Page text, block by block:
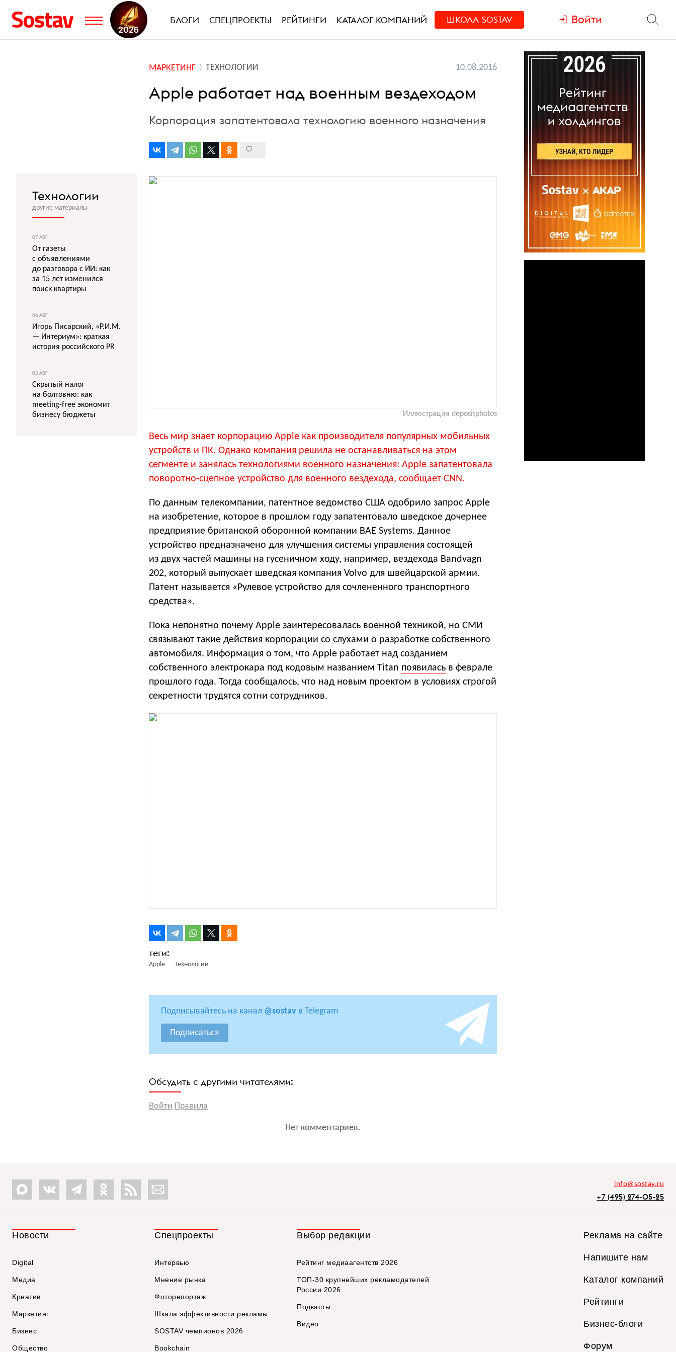
БЛОГИ СПЕЦПРОЕКТЫ РЕЙТИНГИ КАТАЛОГ КОМПАНИЙ ШКОЛА SOSTAV Войти
МАРКЕТИНГ ТЕХНОЛОГИИ 10.08.2016
Apple работает над военным вездеходом
Корпорация запатентовала технологию военного назначения
Иллюстрация depositphotos
Весь мир знает корпорацию Apple как производителя популярных мобильных
устройств и ПК. Однако компания решила не останавливаться на этом
сегменте и занялась технологиями военного назначения: Apple запатентовала
поворотно-сцепное устройство для военного вездехода, сообщает CNN.
По данным телекомпании, патентное ведомство США одобрило запрос Apple
на изобретение, которое в прошлом году запатентовало шведское дочернее
предприятие британской оборонной компании BAE Systems. Данное
устройство предназначено для улучшения системы управления состоящей
из двух частей машины на гусеничном ходу, например, вездехода Bandvagn
202, который выпускает шведская компания Volvo для швейцарской армии.
Патент называется «Рулевое устройство для сочлененного транспортного
средства».
Пока непонятно почему Apple заинтересовалась военной техникой, но СМИ
связывают такие действия корпорации со слухами о разработке собственного
автомобиля. Информация о том, что Apple работает над созданием
собственного электрокара под кодовым названием Titan появилась в феврале
прошлого года. Тогда сообщалось, что над новым проектом в условиях строгой
секретности трудятся сотни сотрудников.
Apple Технологии
Подписывайтесь на канал @sostav в Telegram
Подписаться
Обсудить с другими читателями:
Войти Правила
Нет комментариев.
Технологии
другие материалы
07 АВГ
От газеты
с объявлениями
до разговора с ИИ: как
за 15 лет изменился
поиск квартиры
06 АВГ
Игорь Писарский, «Р.И.М.
— Интериум»: краткая
история российского PR
05 АВГ
Скрытый налог
на болтовню: как
meeting-free экономит
бизнесу бюджеты
info@sostav.ru
+7 (495) 274-05-25
Новости
Digital
Медиа
Креатив
Маркетинг
Бизнес
Общество
Спецпроекты
Интервью
Мнение рынка
Фоторепортаж
Шкала эффективности рекламы
SOSTAV чемпионов 2026
Bookchain
Выбор редакции
Рейтинг медиаагентств 2026
ТОП-30 крупнейших рекламодателей
России 2026
Подкасты
Видео
Реклама на сайте
Напишите нам
Каталог компаний
Рейтинги
Бизнес-блоги
Форум